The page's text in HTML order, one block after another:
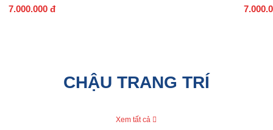
7.000.000 đ
CHẬU TRANG TRÍ
Xem tất cả